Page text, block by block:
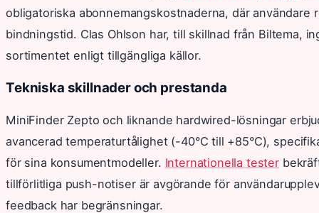
obligatoriska abonnemangskostnaderna, där användare
bindningstid. Clas Ohlson har, till skillnad från Biltema,
sortimentet enligt tillgängliga källor.
Tekniska skillnader och prestanda
MiniFinder Zepto och liknande hardwired-lösningar
avancerad temperaturtålighet (-40°C till +85°C),
för sina konsumentmodeller. Internationella tester
tillförlitliga push-notiser är avgörande för
feedback har begränsningar.